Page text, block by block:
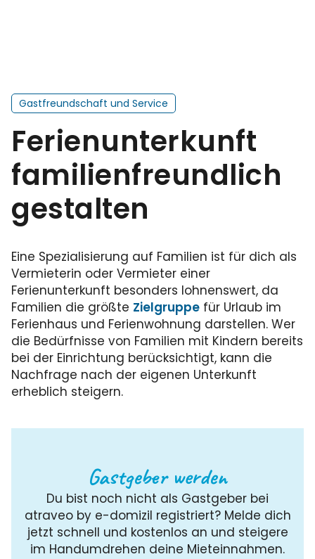
Gastfreundschaft und Service
Ferienunterkunft
familienfreundlich
gestalten
Eine Spezialisierung auf Familien ist für dich als
Vermieterin oder Vermieter einer
Ferienunterkunft besonders lohnenswert, da
Familien die größte Zielgruppe für Urlaub im
Ferienhaus und Ferienwohnung darstellen. Wer
die Bedürfnisse von Familien mit Kindern bereits
bei der Einrichtung berücksichtigt, kann die
Nachfrage nach der eigenen Unterkunft
erheblich steigern.
Gastgeber werden
Du bist noch nicht als Gastgeber bei
atraveo by e-domizil registriert? Melde dich
jetzt schnell und kostenlos an und steigere
im Handumdrehen deine Mieteinnahmen.